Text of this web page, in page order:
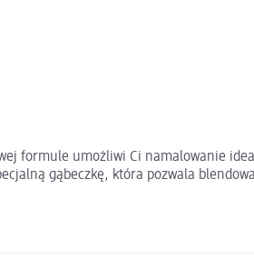
formule umożliwi Ci namalowanie
gąbeczkę, która pozwala